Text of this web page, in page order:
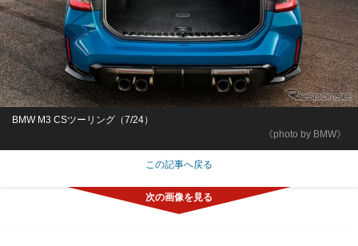
《photo by BMW》
BMW M3 CSツーリング（7/24）
この記事へ戻る